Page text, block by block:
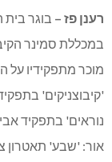
רענן פז – בוגר
מוכר מתפקידיו
'קיבוצניקים'
נוראים' בתפקיד
אור: 'שבע' תאטרון